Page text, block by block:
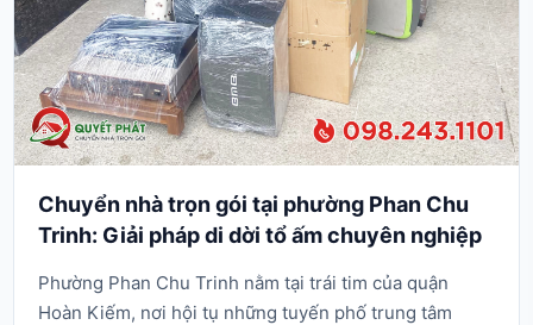
Chuyển nhà trọn gói tại phường Phan Chu
Trinh: Giải pháp di dời tổ ấm chuyên nghiệp
Phường Phan Chu Trinh nằm tại trái tim của quận
Hoàn Kiếm, nơi hội tụ những tuyến phố trung tâm